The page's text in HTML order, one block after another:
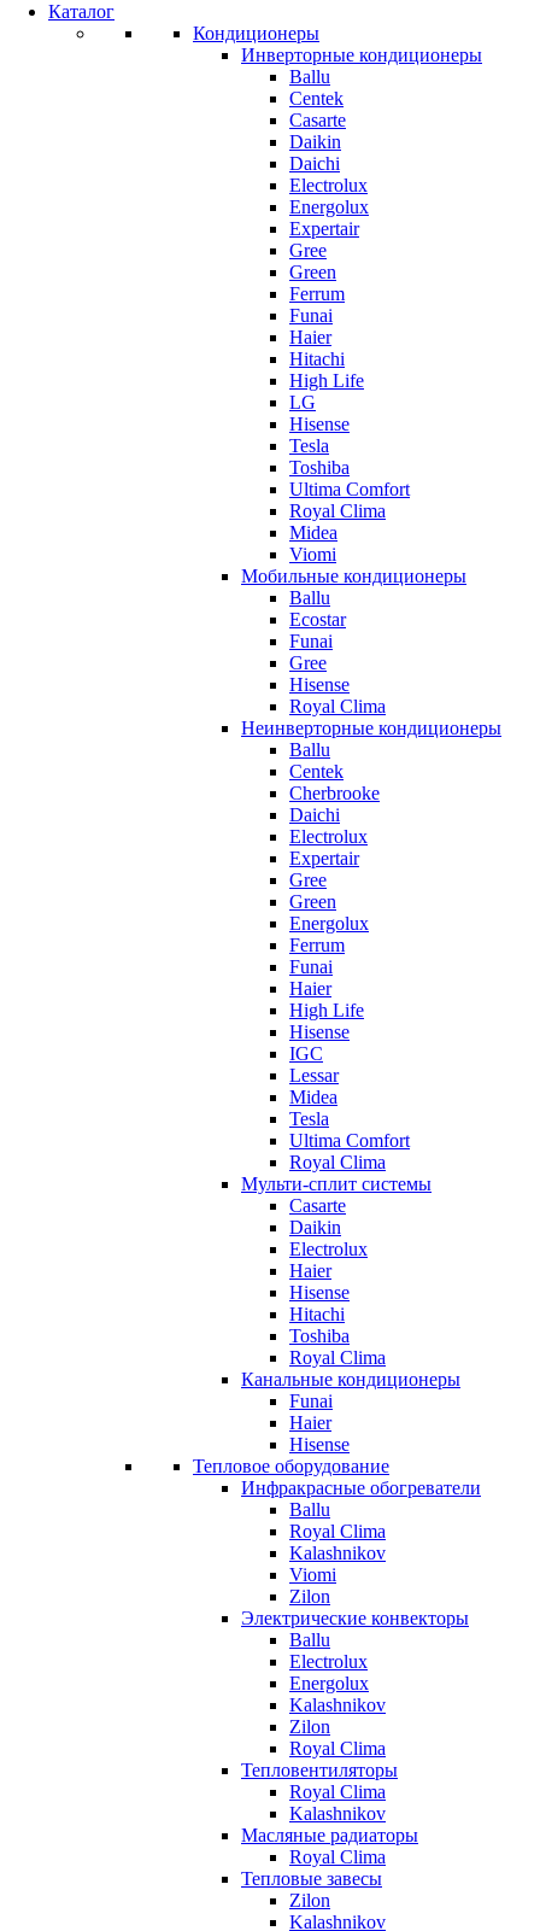
Каталог
Кондиционеры
Инверторные кондиционеры
Ballu
Centek
Casarte
Daikin
Daichi
Electrolux
Energolux
Expertair
Gree
Green
Ferrum
Funai
Haier
Hitachi
High Life
LG
Hisense
Tesla
Toshiba
Ultima Comfort
Royal Clima
Midea
Viomi
Мобильные кондиционеры
Ballu
Ecostar
Funai
Gree
Hisense
Royal Clima
Неинверторные кондиционеры
Ballu
Centek
Cherbrooke
Daichi
Electrolux
Expertair
Gree
Green
Energolux
Ferrum
Funai
Haier
High Life
Hisense
IGC
Lessar
Midea
Tesla
Ultima Comfort
Royal Clima
Мульти-сплит системы
Casarte
Daikin
Electrolux
Haier
Hisense
Hitachi
Toshiba
Royal Clima
Канальные кондиционеры
Funai
Haier
Hisense
Тепловое оборудование
Инфракрасные обогреватели
Ballu
Royal Clima
Kalashnikov
Viomi
Zilon
Электрические конвекторы
Ballu
Electrolux
Energolux
Kalashnikov
Zilon
Royal Clima
Тепловентиляторы
Royal Clima
Kalashnikov
Масляные радиаторы
Royal Clima
Тепловые завесы
Zilon
Kalashnikov